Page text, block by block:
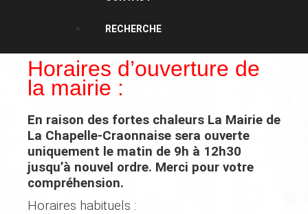
RECHERCHE
Horaires d’ouverture de
la mairie :
En raison des fortes chaleurs La Mairie de
La Chapelle-Craonnaise sera ouverte
uniquement le matin de 9h à 12h30
jusqu’à nouvel ordre. Merci pour votre
compréhension.
Horaires habituels :